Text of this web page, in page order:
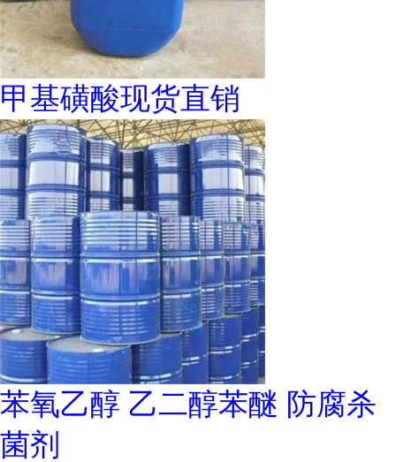
甲基磺酸现货直销
苯氧乙醇 乙二醇苯醚 防腐杀
菌剂